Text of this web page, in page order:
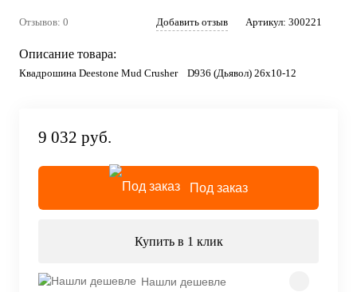
Отзывов: 0 Добавить отзыв Артикул: 300221
Описание товара:
Квадрошина Deestone Mud Crusher D936 (Дьявол) 26x10-12
9 032 руб.
Под заказ
Купить в 1 клик
Нашли дешевле